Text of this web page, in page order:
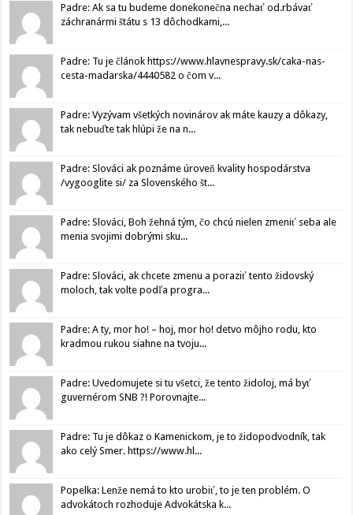
Padre: Ak sa tu budeme donekonečna nechať od.rbávať
záchranármi štátu s 13 dôchodkami,...
Padre: Tu je článok https://www.hlavnespravy.sk/caka-nas-
cesta-madarska/4440582 o čom v...
Padre: Vyzývam všetkých novinárov ak máte kauzy a dôkazy,
tak nebuďte tak hlúpi že na n...
Padre: Slováci ak poznáme úroveň kvality hospodárstva
/vygooglite si/ za Slovenského št...
Padre: Slováci, Boh žehná tým, čo chcú nielen zmeniť seba ale
menia svojimi dobrými sku...
Padre: Slováci, ak chcete zmenu a poraziť tento židovský
moloch, tak volte podľa progra...
Padre: A ty, mor ho! – hoj, mor ho! detvo môjho rodu, kto
kradmou rukou siahne na tvoju...
Padre: Uvedomujete si tu všetci, že tento židoloj, má byť
guvernérom SNB ?! Porovnajte...
Padre: Tu je dôkaz o Kamenickom, je to židopodvodník, tak
ako celý Smer. https://www.hl...
Popelka: Lenže nemá to kto urobiť, to je ten problém. O
advokátoch rozhoduje Advokátska k...